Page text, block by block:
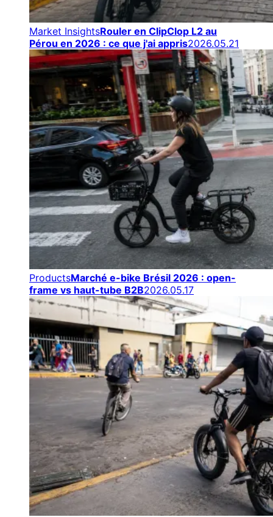
Market InsightsRouler en ClipClop L2 au
Pérou en 2026 : ce que j'ai appris2026.05.21
ProductsMarché e-bike Brésil 2026 : open-
frame vs haut-tube B2B2026.05.17